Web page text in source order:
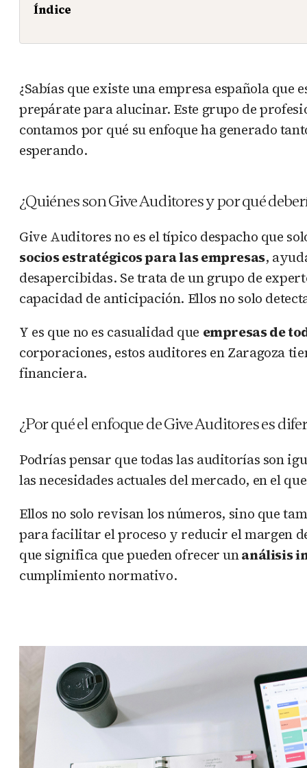
Índice
¿Sabías que existe una empresa española que
prepárate para alucinar. Este grupo de
contamos por qué su enfoque ha generado
esperando.
¿Quiénes son Give Auditores y por qué
Give Auditores no es el típico despacho que
socios estratégicos para las empresas,
desapercibidas. Se trata de un grupo de
capacidad de anticipación. Ellos no solo
Y es que no es casualidad que empresas de
corporaciones, estos auditores en Zaragoza
financiera.
¿Por qué el enfoque de Give Auditores es
Podrías pensar que todas las auditorías son
las necesidades actuales del mercado, en el
Ellos no solo revisan los números, sino que
para facilitar el proceso y reducir el margen
que significa que pueden ofrecer unanálisis
cumplimiento normativo.